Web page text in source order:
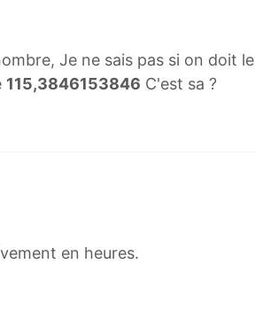
Je ne sais pas si on doit le
115,3846153846 C'est sa ?
en heures.